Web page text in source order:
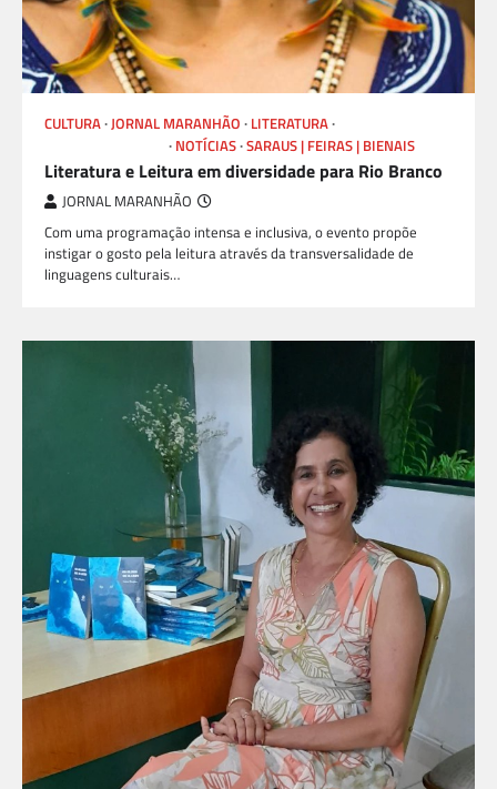
CULTURA JORNAL MARANHÃO LITERATURA
NOTÍCIAS SARAUS | FEIRAS | BIENAIS
Literatura e Leitura em diversidade para Rio Branco
JORNAL MARANHÃO
Com uma programação intensa e inclusiva, o evento propõe
instigar o gosto pela leitura através da transversalidade de
linguagens culturais…